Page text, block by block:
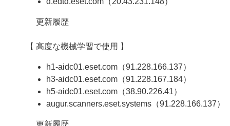
更新履歴
【 高度な機械学習で使用 】
h1-aidc01.eset.com（91.228.166.137）
h3-aidc01.eset.com（91.228.167.184）
h5-aidc01.eset.com（38.90.226.41）
augur.scanners.eset.systems（91.228.166.137）